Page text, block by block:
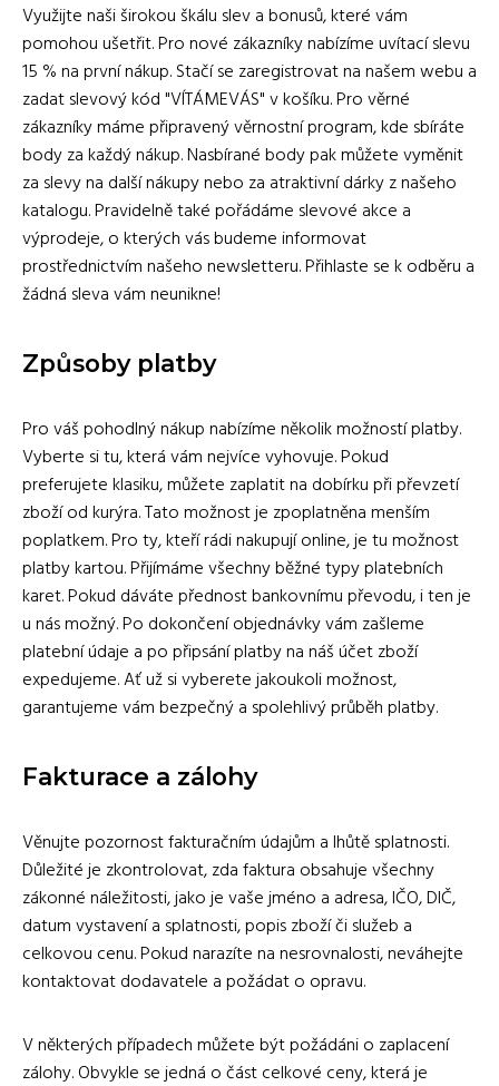
Využijte naši širokou škálu slev a bonusů, které vám
pomohou ušetřit. Pro nové zákazníky nabízíme uvítací slevu
15 % na první nákup. Stačí se zaregistrovat na našem webu a
zadat slevový kód "VÍTÁMEVÁS" v košíku. Pro věrné
zákazníky máme připravený věrnostní program, kde sbíráte
body za každý nákup. Nasbírané body pak můžete vyměnit
za slevy na další nákupy nebo za atraktivní dárky z našeho
katalogu. Pravidelně také pořádáme slevové akce a
výprodeje, o kterých vás budeme informovat
prostřednictvím našeho newsletteru. Přihlaste se k odběru a
žádná sleva vám neunikne!
Způsoby platby
Pro váš pohodlný nákup nabízíme několik možností platby.
Vyberte si tu, která vám nejvíce vyhovuje. Pokud
preferujete klasiku, můžete zaplatit na dobírku při převzetí
zboží od kurýra. Tato možnost je zpoplatněna menším
poplatkem. Pro ty, kteří rádi nakupují online, je tu možnost
platby kartou. Přijímáme všechny běžné typy platebních
karet. Pokud dáváte přednost bankovnímu převodu, i ten je
u nás možný. Po dokončení objednávky vám zašleme
platební údaje a po připsání platby na náš účet zboží
expedujeme. Ať už si vyberete jakoukoli možnost,
garantujeme vám bezpečný a spolehlivý průběh platby.
Fakturace a zálohy
Věnujte pozornost fakturačním údajům a lhůtě splatnosti.
Důležité je zkontrolovat, zda faktura obsahuje všechny
zákonné náležitosti, jako je vaše jméno a adresa, IČO, DIČ,
datum vystavení a splatnosti, popis zboží či služeb a
celkovou cenu. Pokud narazíte na nesrovnalosti, neváhejte
kontaktovat dodavatele a požádat o opravu.
V některých případech můžete být požádáni o zaplacení
zálohy. Obvykle se jedná o část celkové ceny, která je